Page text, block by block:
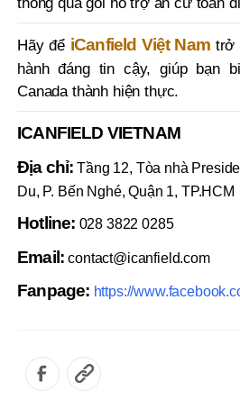
Hãy để iCanfield Việt Namtrở
hành đáng tin cậy, giúp bạn
Canada thành hiện thực.
ICANFIELD VIETNAM
Địa chỉ: Tầng 12, Tòa nhà
Du, P. Bến Nghé, Quận 1, TP.HCM
Hotline: 028 3822 0285
Email:contact@icanfield.com
Fanpage: https://